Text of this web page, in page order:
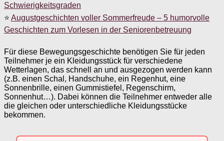
Schwierigkeitsgraden
⭐ Augustgeschichten voller Sommerfreude – 5 humorvolle
Geschichten zum Vorlesen in der Seniorenbetreuung
Für diese Bewegungsgeschichte benötigen Sie für jeden
Teilnehmer je ein Kleidungsstück für verschiedene
Wetterlagen, das schnell an und ausgezogen werden kann
(z.B. einen Schal, Handschuhe, ein Regenhut, eine
Sonnenbrille, einen Gummistiefel, Regenschirm,
Sonnenhut…). Dabei können die Teilnehmer entweder alle
die gleichen oder unterschiedliche Kleidungsstücke
bekommen.